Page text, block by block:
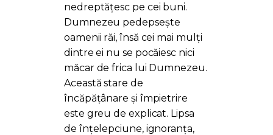
nedreptățesc pe cei buni.
Dumnezeu pedepsește
oamenii răi, însă cei mai mulți
dintre ei nu se pocăiesc nici
măcar de frica lui Dumnezeu.
Această stare de
încăpățânare și împietrire
este greu de explicat. Lipsa
de înțelepciune, ignoranța,